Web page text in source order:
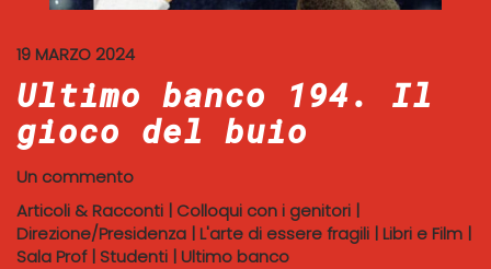
19 MARZO 2024
Ultimo banco 194. Il
gioco del buio
Un commento
Articoli & Racconti | Colloqui con i genitori |
Direzione/Presidenza | L'arte di essere fragili | Libri e Film |
Sala Prof| Studenti | Ultimo banco